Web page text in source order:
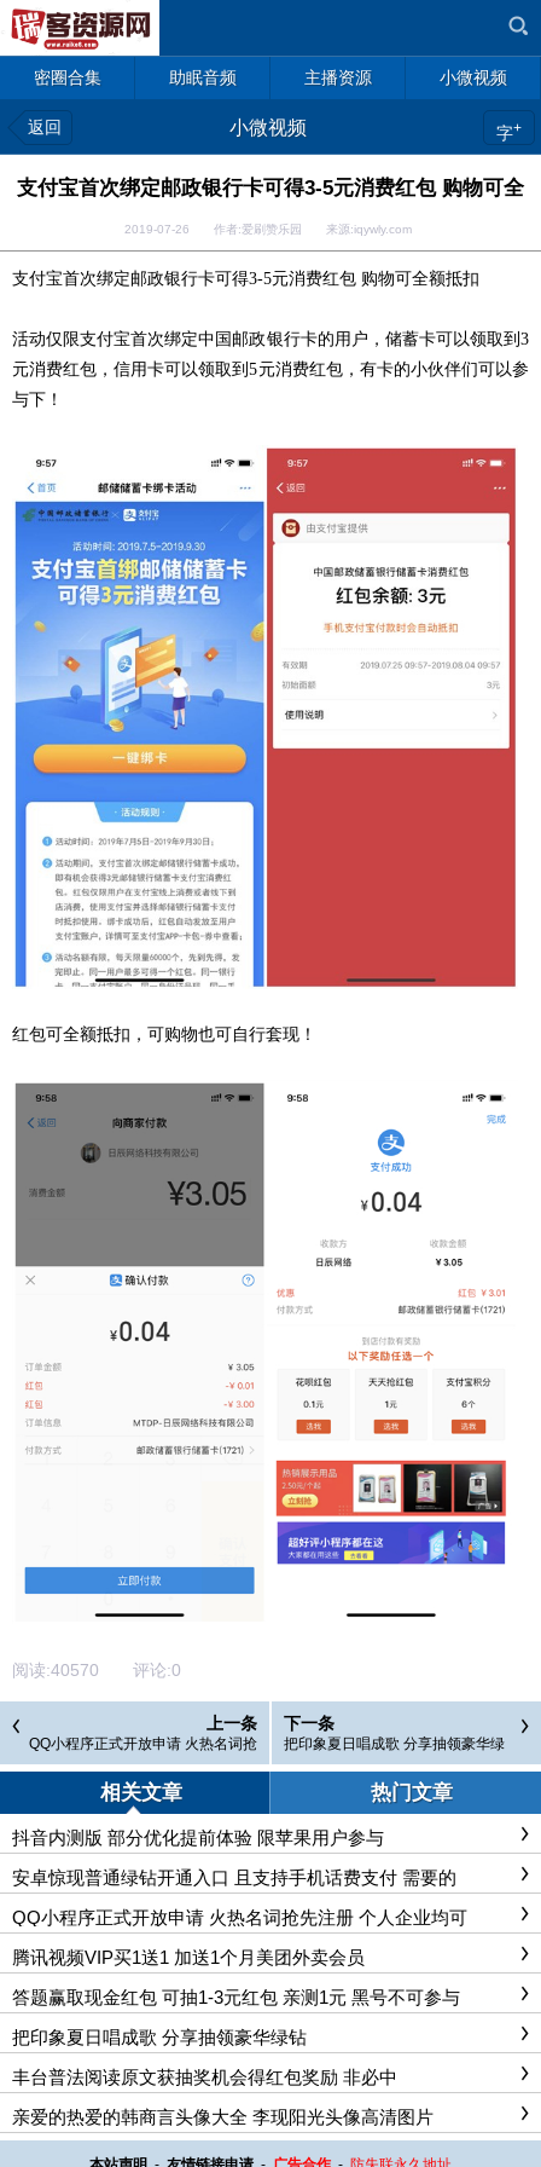
密圈合集 助眠音频 主播资源 小微视频
返回 小微视频 字+
支付宝首次绑定邮政银行卡可得3-5元消费红包 购物可全
2019-07-26 作者:爱刷赞乐园 来源:iqywly.com
支付宝首次绑定邮政银行卡可得3-5元消费红包 购物可全额抵扣
活动仅限支付宝首次绑定中国邮政银行卡的用户，储蓄卡可以领取到3
元消费红包，信用卡可以领取到5元消费红包，有卡的小伙伴们可以参
与下！
红包可全额抵扣，可购物也可自行套现！
阅读:40570 评论:0
上一条
QQ小程序正式开放申请 火热名词抢
先注册 个人企业均可
下一条
把印象夏日唱成歌 分享抽领豪华绿
钻
相关文章 热门文章
抖音内测版 部分优化提前体验 限苹果用户参与
安卓惊现普通绿钻开通入口 且支持手机话费支付 需要的
QQ小程序正式开放申请 火热名词抢先注册 个人企业均可
腾讯视频VIP买1送1 加送1个月美团外卖会员
答题赢取现金红包 可抽1-3元红包 亲测1元 黑号不可参与
把印象夏日唱成歌 分享抽领豪华绿钻
丰台普法阅读原文获抽奖机会得红包奖励 非必中
亲爱的热爱的韩商言头像大全 李现阳光头像高清图片